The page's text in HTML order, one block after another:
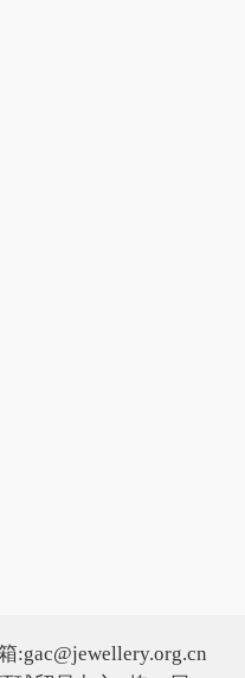
:gac@jewellery.org.cn